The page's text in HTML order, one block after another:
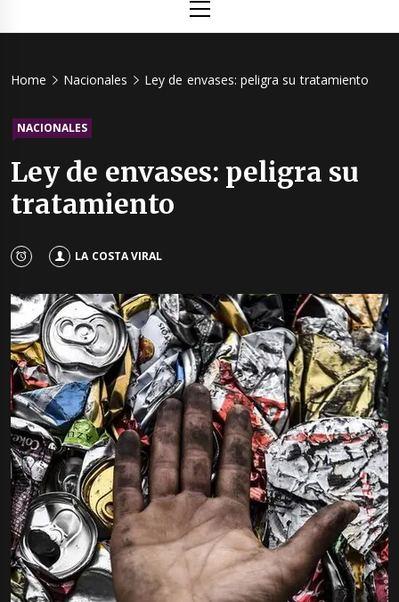
Menu
Home Nacionales Ley de envases: peligra su tratamiento
NACIONALES
Ley de envases: peligra su
tratamiento
LA COSTA VIRAL